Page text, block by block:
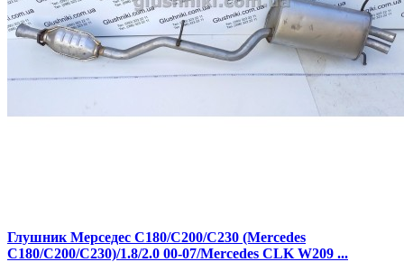
Глушник Мерседес С180/С200/С230 (Mercedes
C180/C200/C230)/1.8/2.0 00-07/Mercedes CLK W209 ...